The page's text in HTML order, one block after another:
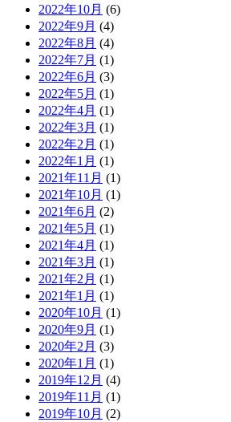
2022年10月 (6)
2022年9月 (4)
2022年8月 (4)
2022年7月 (1)
2022年6月 (3)
2022年5月 (1)
2022年4月 (1)
2022年3月 (1)
2022年2月 (1)
2022年1月 (1)
2021年11月 (1)
2021年10月 (1)
2021年6月 (2)
2021年5月 (1)
2021年4月 (1)
2021年3月 (1)
2021年2月 (1)
2021年1月 (1)
2020年10月 (1)
2020年9月 (1)
2020年2月 (3)
2020年1月 (1)
2019年12月 (4)
2019年11月 (1)
2019年10月 (2)